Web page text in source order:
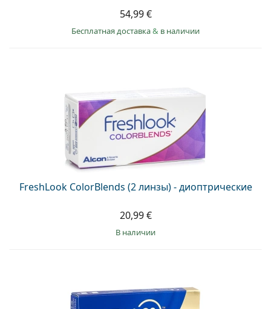
54,99 €
Бесплатная доставка& в наличии
FreshLook ColorBlends (2 линзы) - диоптрические
20,99 €
в наличии